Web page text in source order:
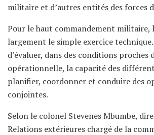
militaire et d’autres entités des forces
Pour le haut commandement militaire,
largement le simple exercice
d’évaluer, dans des conditions proches
opérationnelle, la capacité des
planifier, coordonner et conduire des
conjointes.
Selon le colonel Stevenes Mbumbe,
Relations extérieures chargé de la